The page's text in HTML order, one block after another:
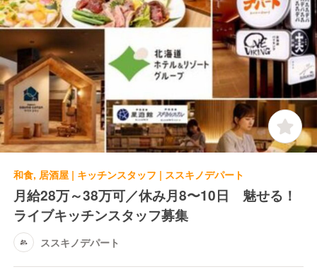
和食, 居酒屋 | キッチンスタッフ | ススキノデパート
月給28万～38万可／休み月8〜10日 魅せる！
ライブキッチンスタッフ募集
ススキノデパート